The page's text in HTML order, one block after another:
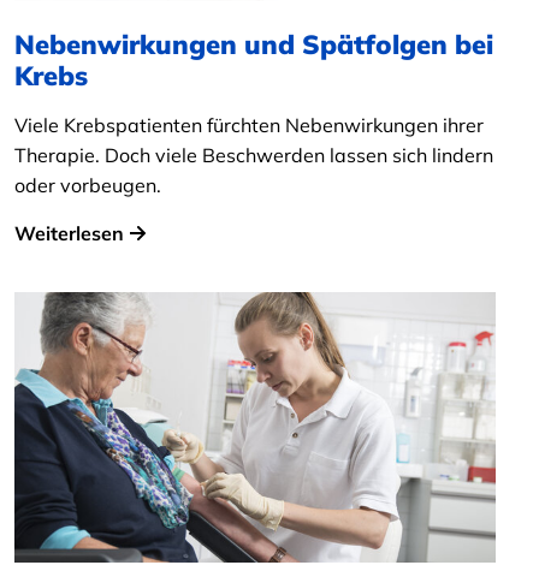
Nebenwirkungen und Spätfolgen bei
Krebs
Viele Krebspatienten fürchten Nebenwirkungen ihrer
Therapie. Doch viele Beschwerden lassen sich lindern
oder vorbeugen.
Weiterlesen